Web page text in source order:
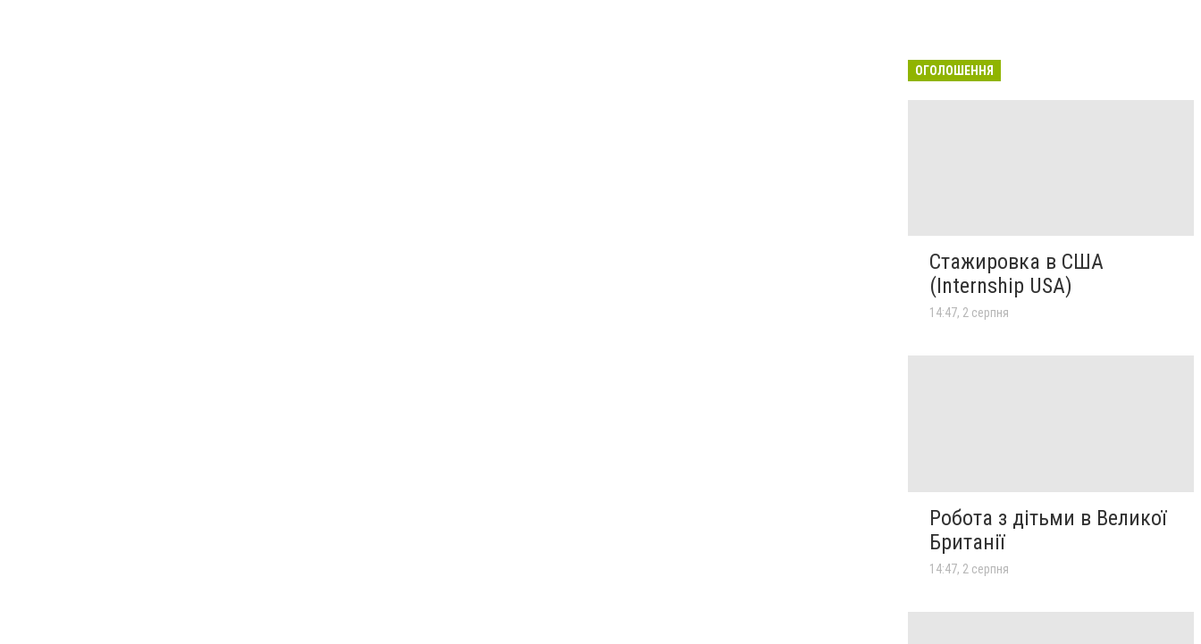
ОГОЛОШЕННЯ
Стажировка в США
(Internship USA)
14:47, 2 серпня
Робота з дітьми в Великої
Британії
14:47, 2 серпня